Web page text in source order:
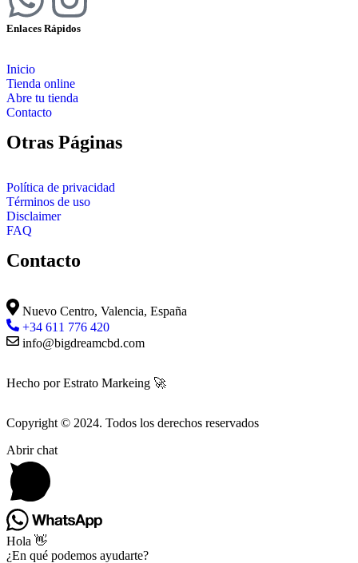
Enlaces Rápidos
Inicio
Tienda online
Abre tu tienda
Contacto
Otras Páginas
Política de privacidad
Términos de uso
Disclaimer
FAQ
Contacto
Nuevo Centro, Valencia, España
+34 611 776 420
info@bigdreamcbd.com
Hecho por Estrato Markeing 🚀
Copyright © 2024. Todos los derechos reservados
Abrir chat
Hola 👋
¿En qué podemos ayudarte?